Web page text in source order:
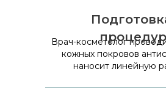
Врач-косметолог
кожных покровов
наносит линейную